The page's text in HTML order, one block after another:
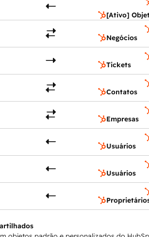
[Ativo]
Negócios
Tickets
Contatos
Empresas
Usuários
Usuários